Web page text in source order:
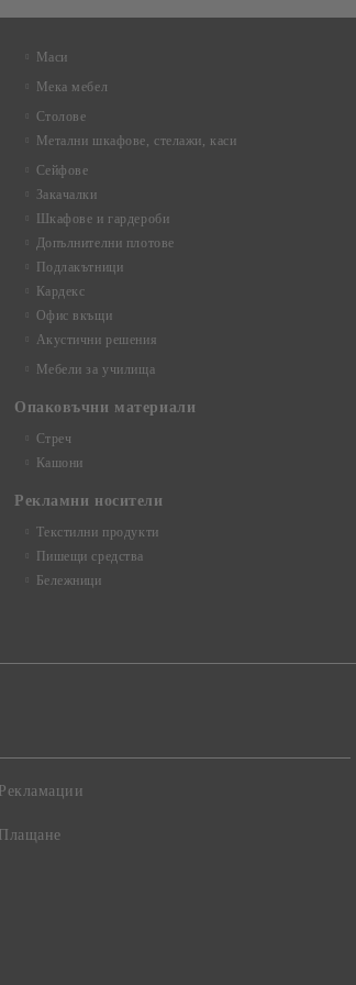
Маси
Мека мебел
Столове
Метални шкафове, стелажи, каси
Сейфове
Закачалки
Шкафове и гардероби
Допълнителни плотове
Подлакътници
Кардекс
Офис вкъщи
Акустични решения
Мебели за училища
Опаковъчни материали
Стреч
Кашони
Рекламни носители
Текстилни продукти
Пишещи средства
Бележници
Рекламации
Плащане